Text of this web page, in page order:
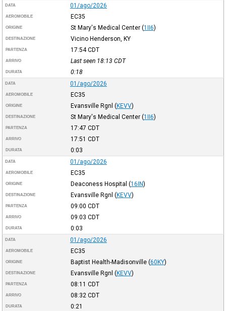
DATA 01/ago/2026
AEROMOBILE EC35
ORIGINE St Mary's Medical Center (1II6)
DESTINAZIONE Vicino Henderson, KY
PARTENZA 17:54CDT
ARRIVO Last seen 18:13 CDT
DURATA 0:18
DATA 01/ago/2026
AEROMOBILE EC35
ORIGINE Evansville Rgnl (KEVV)
DESTINAZIONE St Mary's Medical Center (1II6)
PARTENZA 17:47 CDT
ARRIVO 17:51 CDT
DURATA 0:03
DATA 01/ago/2026
AEROMOBILE EC35
ORIGINE Deaconess Hospital (16IN)
DESTINAZIONE Evansville Rgnl (KEVV)
PARTENZA 09:00 CDT
ARRIVO 09:03 CDT
DURATA 0:03
DATA 01/ago/2026
AEROMOBILE EC35
ORIGINE Baptist Health-Madisonville (60KY)
DESTINAZIONE Evansville Rgnl (KEVV)
PARTENZA 08:11 CDT
ARRIVO 08:32 CDT
DURATA 0:21